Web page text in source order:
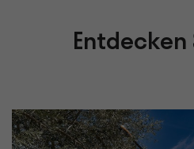
Entdecken